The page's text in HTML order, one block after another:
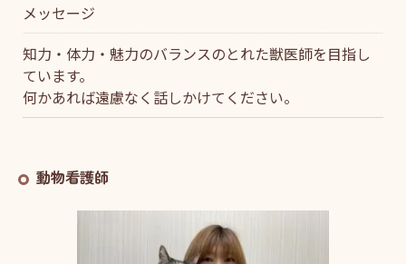
メッセージ
知力・体力・魅力のバランスのとれた獣医師を目指し
ています。
何かあれば遠慮なく話しかけてください。
動物看護師